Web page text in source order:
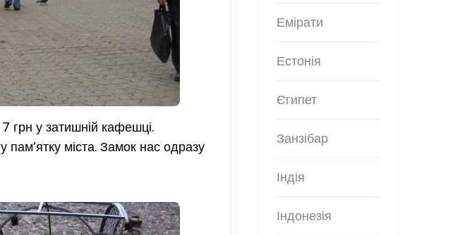
грн у затишній кафешці.
міста. Замок нас одразу
Емірати
Естонія
Єгипет
Занзібар
Індія
Індонезія